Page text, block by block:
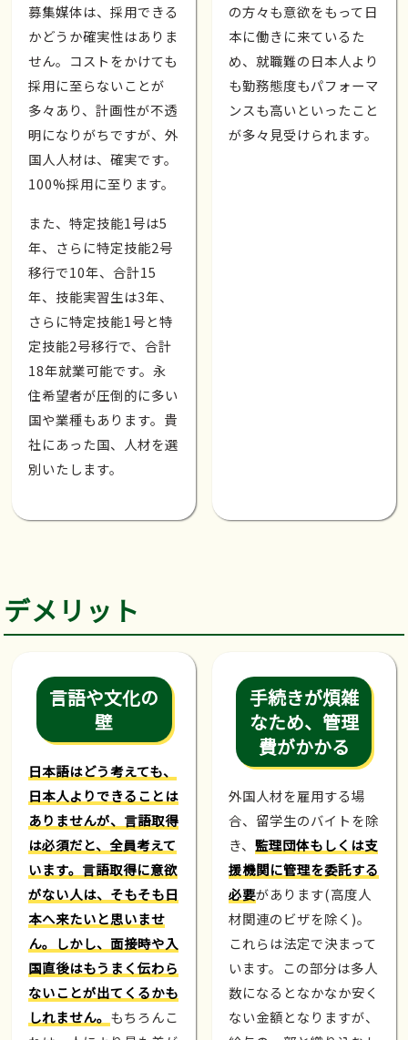
募集媒体は、採用できる
かどうか確実性はありま
せん。コストをかけても
採用に至らないことが
多々あり、計画性が不透
明になりがちですが、外
国人人材は、確実です。
100%採用に至ります。
また、特定技能1号は5
年、さらに特定技能2号
移行で10年、合計15
年、技能実習生は3年、
さらに特定技能1号と特
定技能2号移行で、合計
18年就業可能です。永
住希望者が圧倒的に多い
国や業種もあります。貴
社にあった国、人材を選
別いたします。
の方々も意欲をもって日
本に働きに来ているた
め、就職難の日本人より
も勤務態度もパフォーマ
ンスも高いといったこと
が多々見受けられます。
デメリット
言語や文化の
壁
日本語はどう考えても、
日本人よりできることは
ありませんが、言語取得
は必須だと、全員考えて
います。言語取得に意欲
がない人は、そもそも日
本へ来たいと思いませ
ん。しかし、面接時や入
国直後はもうまく伝わら
ないことが出てくるかも
しれません。 もちろんこ
手続きが煩雑
なため、管理
費がかかる
外国人材を雇用する場
合、留学生のバイトを除
き、 監理団体もしくは支
援機関に管理を委託する
必要があります(高度人
材関連のビザを除く)。
これらは法定で決まって
います。この部分は多人
数になるとなかなか安く
ない金額となりますが、